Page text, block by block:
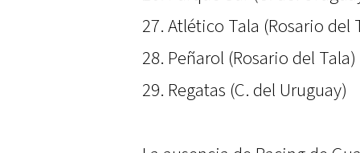
27. Atlético Tala (Rosario del
28. Peñarol (Rosario del Tala)
29. Regatas (C. del Uruguay)